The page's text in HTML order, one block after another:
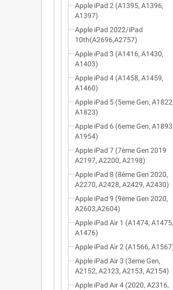
Apple iPad 2 (A1395, A1396,
A1397)
Apple iPad 2022/iPad
10th(A2696,A2757)
Apple iPad 3 (A1416, A1430,
A1403)
Apple iPad 4 (A1458, A1459,
A1460)
Apple iPad 5 (5eme Gen, A1822,
A1823)
Apple iPad 6 (6eme Gen, A1893,
A1954)
Apple iPad 7 (7ème Gen 2019
A2197, A2200, A2198)
Apple iPad 8 (8ème Gen 2020,
A2270, A2428, A2429, A2430)
Apple iPad 9 (9ème Gen 2020,
A2603,A2604)
Apple iPad Air 1 (A1474, A1475,
A1476)
Apple iPad Air 2 (A1566,
Apple iPad Air 3 (3eme Gen,
A2152, A2123, A2153, A2154)
Apple iPad Air 4 (2020, A2316,